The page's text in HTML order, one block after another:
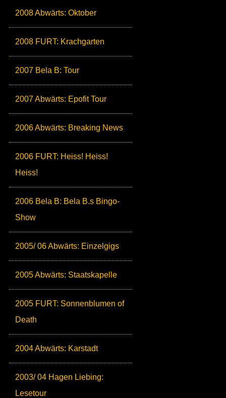
2008 Abwärts: Oktober
2008 FURT: Krachgarten
2007 Bela B: Tour
2007 Abwärts: Epofit Tour
2006 Abwärts: Breaking News
2006 FURT: Heiss! Heiss!
Heiss!
2006 Bela B: Bela B.s Bingo-
Show
2005/ 06 Abwärts: Einzelgigs
2005 Abwärts: Staatskapelle
2005 FURT: Sonnenblumen of
Death
2004 Abwärts: Karstadt
2003/ 04 Hagen Liebing:
Lesetour